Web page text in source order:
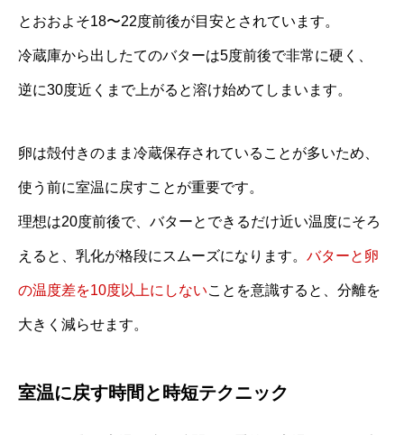
とおおよそ18〜22度前後が目安とされています。
冷蔵庫から出したてのバターは5度前後で非常に硬く、
逆に30度近くまで上がると溶け始めてしまいます。
卵は殻付きのまま冷蔵保存されていることが多いため、
使う前に室温に戻すことが重要です。
理想は20度前後で、バターとできるだけ近い温度にそろ
えると、乳化が格段にスムーズになります。 バターと卵
の温度差を10度以上にしないことを意識すると、分離を
大きく減らせます。
室温に戻す時間と時短テクニック